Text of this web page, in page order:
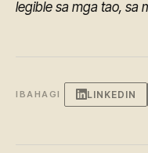
legible sa mga tao, sa
IBAHAGI LINKEDIN